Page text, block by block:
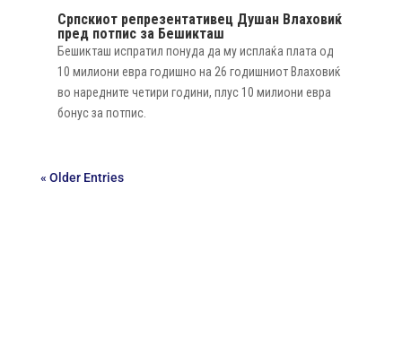
Српскиот репрезентативец Душан Влаховиќ
пред потпис за Бешикташ
Бешикташ испратил понуда да му исплаќа плата од
10 милиони евра годишно на 26 годишниот Влаховиќ
во наредните четири години, плус 10 милиони евра
бонус за потпис.
« Older Entries